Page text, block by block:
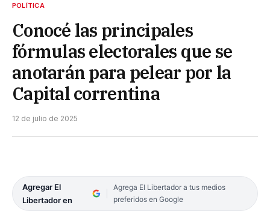
POLÍTICA
Conocé las principales
fórmulas electorales que se
anotarán para pelear por la
Capital correntina
12 de julio de 2025
Agregar El
Libertador en
Agrega El Libertador a tus medios
preferidos en Google